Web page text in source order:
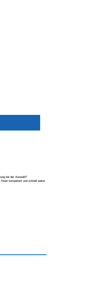
bei der Auswahl?
kompetent und schnell weiter.